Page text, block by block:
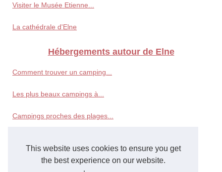
This website uses cookies to ensure you get
the best experience on our website.
Visiter le Musée Etienne...
La cathédrale d'Elne
Hébergements autour de Elne
Comment trouver un camping...
Les plus beaux campings à...
Campings proches des plages...
Où dormir à torreilles...